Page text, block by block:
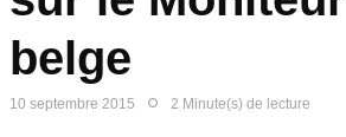
belge
10 septembre 2015 2 Minute(s) de lecture